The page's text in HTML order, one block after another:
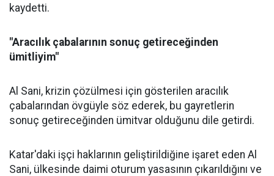
kaydetti.
"Aracılık çabalarının sonuç getireceğinden
ümitliyim"
Al Sani, krizin çözülmesi için gösterilen aracılık
çabalarından övgüyle söz ederek, bu gayretlerin
sonuç getireceğinden ümitvar olduğunu dile getirdi.
Katar'daki işçi haklarının geliştirildiğine işaret eden Al
Sani, ülkesinde daimi oturum yasasının çıkarıldığını ve